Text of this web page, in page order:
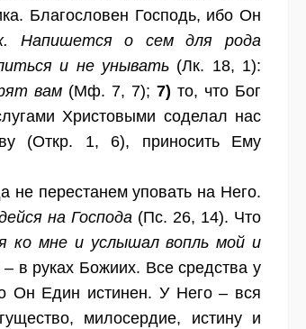
Благословен Господь, ибо Он
Напишется о сем для рода
и не унывать(Лк. 18, 1):
вам (Мф. 7, 7); 7) то, что Бог
Христовыми соделал нас
(Откр. 1, 6), приносить Ему
перестанем уповать на Него.
на Господа (Пс. 26, 14). Что
ко мне и услышал вопль мой и
в руках Божиих. Все средства у
Он Един истинен. У Него – вся
милосердие, истину и